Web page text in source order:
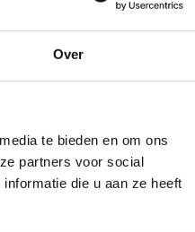
Over
te bieden en om ons
partners voor social
die u aan ze heeft